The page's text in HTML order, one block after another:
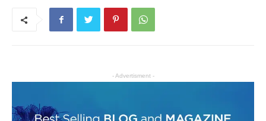
- Advertisment -